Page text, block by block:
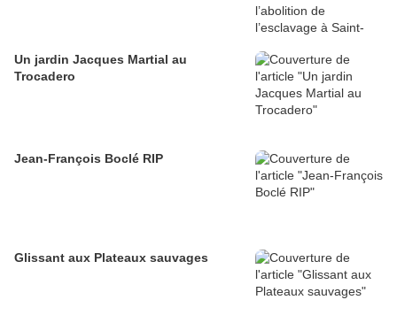
Un jardin Jacques Martial au
Trocadero
Jean-François Boclé RIP
Glissant aux Plateaux sauvages